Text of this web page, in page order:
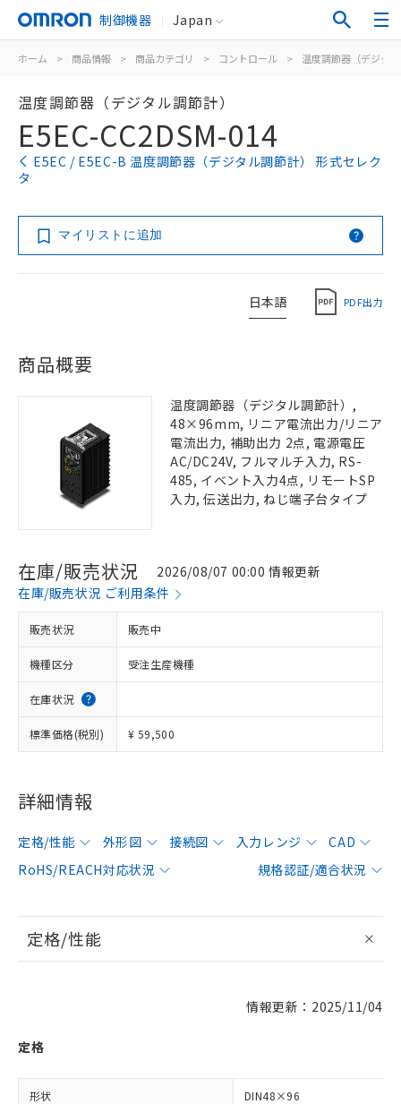
制御機器 Japan
ホーム > 商品情報 > 商品カテゴリ > コントロール > 温度調節器（デジタ
温度調節器（デジタル調節計）
E5EC-CC2DSM-014
E5EC / E5EC-B 温度調節器（デジタル調節計） 形式セレク
タ
マイリストに追加
日本語 PDF出力
商品概要
温度調節器（デジタル調節計）,
48×96mm, リニア電流出力/リニア
電流出力, 補助出力 2点, 電源電圧
AC/DC24V, フルマルチ入力, RS-
485, イベント入力4点, リモートSP
入力, 伝送出力, ねじ端子台タイプ
在庫/販売状況
2026/08/07 00:00 情報更新
在庫/販売状況 ご利用条件
販売状況 販売中
機種区分 受注生産機種
在庫状況
標準価格(税別) ¥ 59,500
詳細情報
定格/性能 外形図 接続図 入力レンジ
CAD
RoHS/REACH対応状況
規格認証/適合状況
定格/性能
情報更新：2025/11/04
定格
形状 DIN48×96